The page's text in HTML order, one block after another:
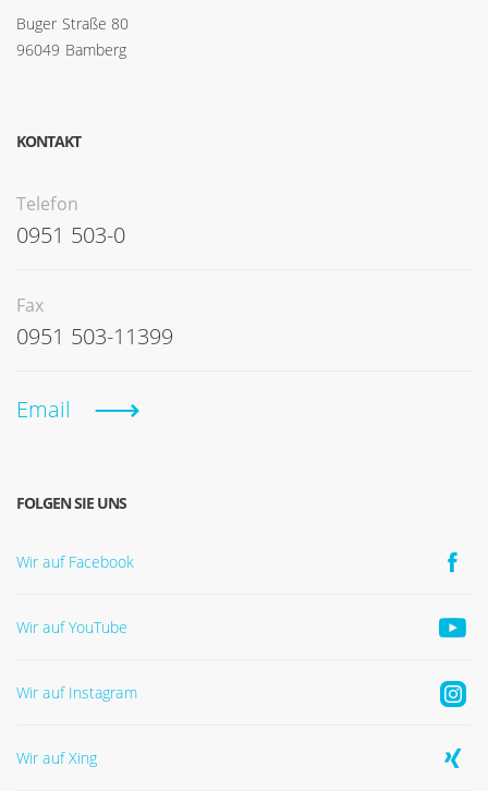
Buger Straße 80
96049 Bamberg
KONTAKT
Telefon
0951 503-0
Fax
0951 503-11399
Email
FOLGEN SIE UNS
Wir auf Facebook
Wir auf YouTube
Wir auf Instagram
Wir auf Xing